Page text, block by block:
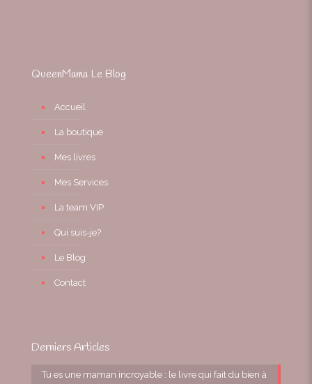
QueenMama Le Blog
Accueil
La boutique
Mes livres
Mes Services
La team VIP
Qui suis-je?
Le Blog
Contact
Derniers Articles
Tu es une maman incroyable : le livre qui fait du bien à